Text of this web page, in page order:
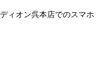
ィオン呉本店でのスマホ